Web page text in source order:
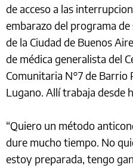
de acceso a las
embarazo del programa
de la Ciudad de Buenos
de médica generalista del
Comunitaria N°7 de Barrio
Lugano. Allí trabaja desde
“Quiero un método
dure mucho tiempo. No
estoy preparada, tengo